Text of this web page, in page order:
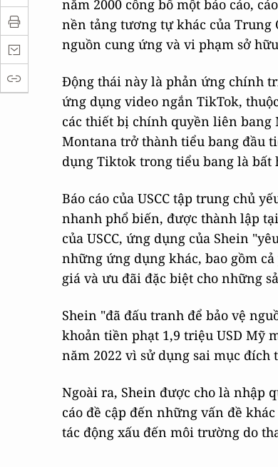
năm 2000 công bố một báo cáo,
nền tảng tương tự khác của
nguồn cung ứng và vi phạm sở
Động thái này là phản ứng chính
ứng dụng video ngắn TikTok,
các thiết bị chính quyền liên bang
Montana trở thành tiểu bang đầu
dụng Tiktok trong tiểu bang là bất
Báo cáo của USCC tập trung chủ
nhanh phổ biến, được thành lập
của USCC, ứng dụng của Shein
những ứng dụng khác, bao gồm
giá và ưu đãi đặc biệt cho những
Shein "đã đấu tranh để bảo vệ
khoản tiền phạt 1,9 triệu USD Mỹ
năm 2022 vì sử dụng sai mục
Ngoài ra, Shein được cho là nhập
cáo đề cập đến những vấn đề
tác động xấu đến môi trường do